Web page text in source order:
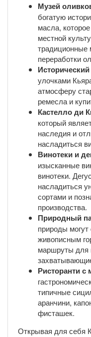
Музей
богатую
масла,
местной
традиционные
переработки
улочками
атмосферу
ремесла и
Кастелло ди
который
наследия и
насладиться
Винотеки и
изысканные
винотеки.
насладиться
сортами и
производства.
Природный
природы могут
живописным
маршруты для
Ристоранти с
типичные
аранчини,
фисташек.
Открывая для себя